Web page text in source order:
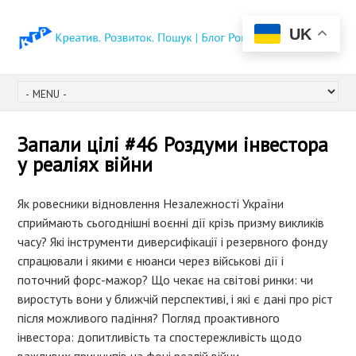
Запали цілі #46 Роздуми інвестора
у реаліях війни
Як ровесники відновлення Незалежності України
сприймають сьогоднішні воєнні дії крізь призму викликів
часу? Які інструменти диверсифікації і резервного фонду
спрацювали і якими є нюанси через військові дії і
поточний форс-мажор? Що чекає на світові ринки: чи
виростуть вони у ближчій перспективі, і які є дані про ріст
після можливого падіння? Погляд проактивного
інвестора: допитливість та спостережливість щодо
UK